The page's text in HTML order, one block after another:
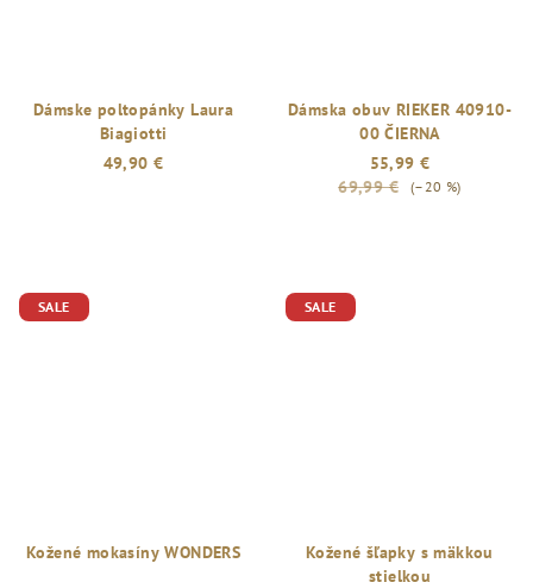
Dámske poltopánky Laura
Biagiotti
49,90 €
Dámska obuv RIEKER 40910-
00 ČIERNA
55,99 €
69,99 €
(–20 %)
SALE
Kožené mokasíny WONDERS
SALE
Kožené šľapky s mäkkou
stielkou